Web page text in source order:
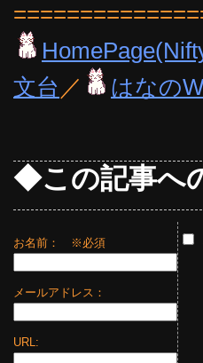
文台 ／ はなの
◆この記事へ
お名前： ※必須
メールアドレス：
URL: